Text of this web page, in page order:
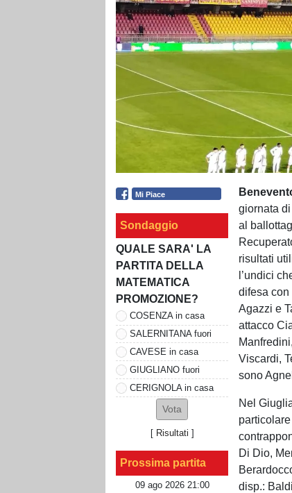
Mi Piace
Sondaggio
QUALE SARA' LA
PARTITA DELLA
MATEMATICA
PROMOZIONE?
COSENZA in casa
SALERNITANA fuori
CAVESE in casa
GIUGLIANO fuori
CERIGNOLA in casa
[ Risultati ]
Prossima partita
09 ago 2026 21:00
giornata
al
risultati
l’undici
difesa
Agazzi e
attacco
Viscardi,
sono
Nel
Di Dio,
disp.: